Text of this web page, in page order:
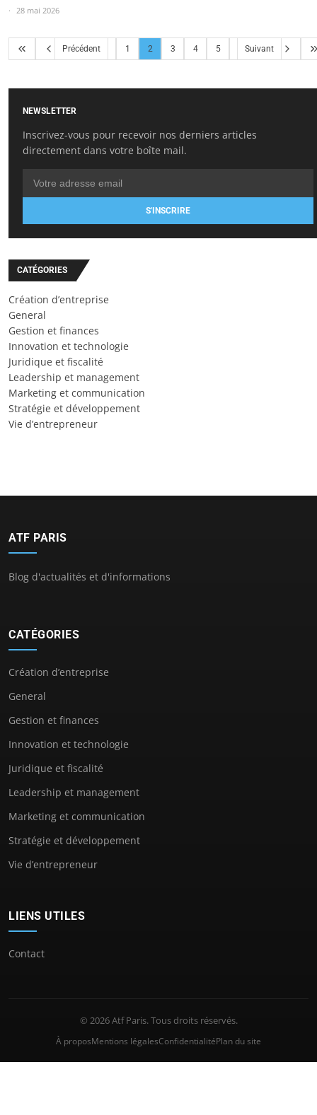
28 mai 2026
Précédent 1 2 3 4 5 Suivant
NEWSLETTER
Inscrivez-vous pour recevoir nos derniers articles
directement dans votre boîte mail.
S'INSCRIRE
CATÉGORIES
Création d’entreprise
General
Gestion et finances
Innovation et technologie
Juridique et fiscalité
Leadership et management
Marketing et communication
Stratégie et développement
Vie d’entrepreneur
ATF PARIS
Blog d'actualités et d'informations
CATÉGORIES
Création d’entreprise
General
Gestion et finances
Innovation et technologie
Juridique et fiscalité
Leadership et management
Marketing et communication
Stratégie et développement
Vie d’entrepreneur
LIENS UTILES
Contact
© 2026 Atf Paris. Tous droits réservés.
À proposMentions légalesConfidentialitéPlan du site